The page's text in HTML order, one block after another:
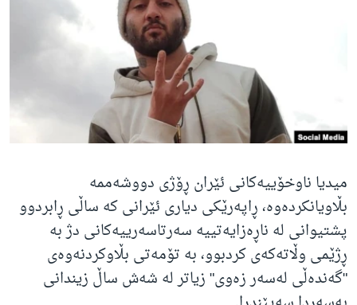
زمانه‌کان
میدیا ناوخۆییەکانی ئێران ڕۆژی دووشەممە
بڵاویانکردەوە، ڕاپەرێکی دیاری ئێرانی کە ساڵی ڕابردوو
پشتیوانی لە ناڕەزایەتییە سەرتاسەرییەکانی دژ بە
ڕژێمی وڵاتەکەی کردبوو، بە تۆمەتی بڵاوکردنەوەی
"گەندەڵی لەسەر زەوی" زیاتر لە شەش ساڵ زیندانی